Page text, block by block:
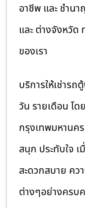
อาชีพ และ ชำน
และ ต่างจังหวัด
ของเรา
บริการให้เช่าร
วัน รายเดือน โ
กรุงเทพมหานค
สนุก ประทับใจ เ
สะดวกสบาย คว
ต่างๆอย่างครบ